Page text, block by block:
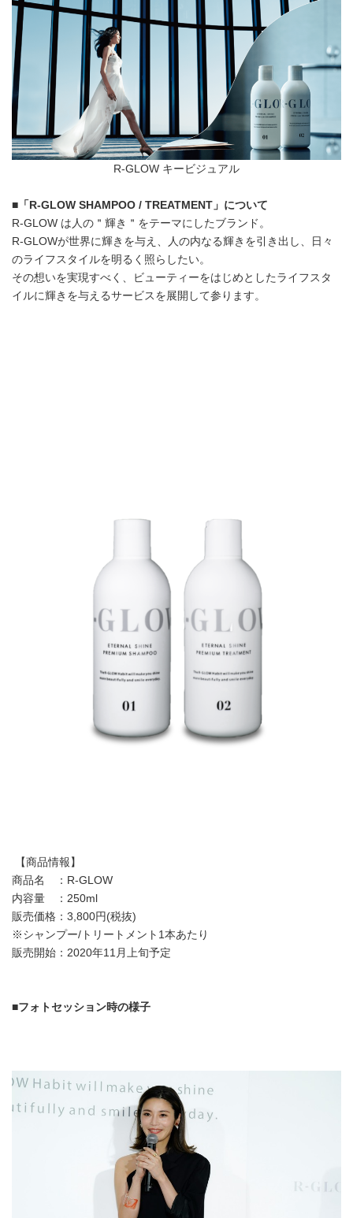
R-GLOW キービジュアル
■ 「R-GLOW SHAMPOO / TREATMENT 」について
R-GLOW は人の＂輝き＂をテーマにしたブランド。
R-GLOWが世界に輝きを与え、人の内なる輝きを引き出し、日々
のライフスタイルを明るく照らしたい。
その想いを実現すべく、ビューティーをはじめとしたライフスタ
イルに輝きを与えるサービスを展開して参ります。
【商品情報】
商品名 ：R-GLOW
内容量 ：250ml
販売価格：3,800円(税抜)
※シャンプー/トリートメント1本あたり
販売開始：2020年11月上旬予定
■フォトセッション時の様子